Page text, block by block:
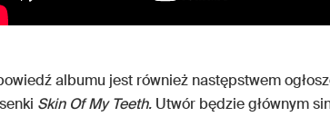
albumu jest również następstwem
Skin Of My Teeth. Utwór będzie głównym